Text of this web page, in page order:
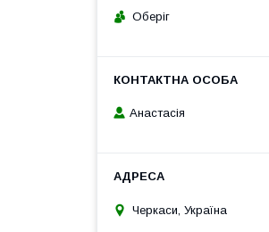
Оберіг
Анастасія
Черкаси, Україна